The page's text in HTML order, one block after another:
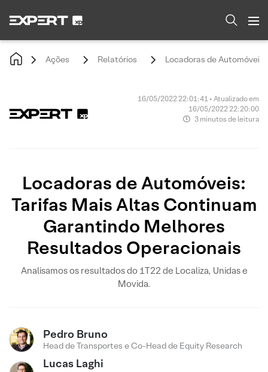
Ações Relatórios Locadoras de
16/05/2022 22:01:41 • Atualizado em
16/05/2022 22:20:00
3 minutos de leitura
Locadoras de Automóveis:
Tarifas Mais Altas Continuam
Garantindo Melhores
Resultados Operacionais
Analisamos os resultados do 1T22 de Localiza, Unidas e
Movida.
Pedro Bruno
Head de Transportes e Co-Head de Equity Research
Lucas Laghi